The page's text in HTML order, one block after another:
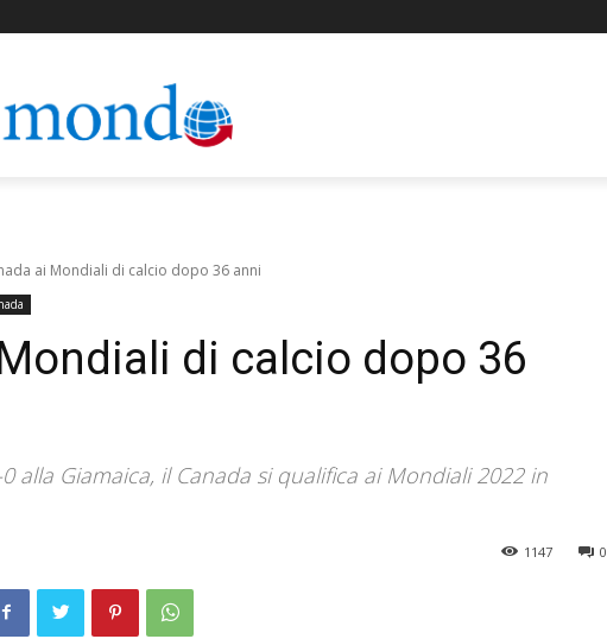
ai Mondiali di calcio dopo 36 anni
di calcio dopo 36
alla Giamaica, il Canada si qualifica ai Mondiali 2022 in
0
1147